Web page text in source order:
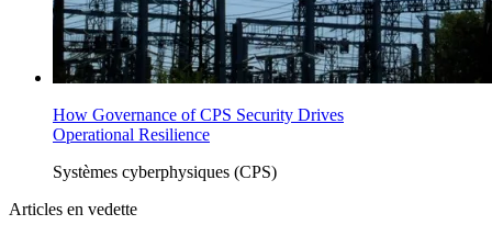
How Governance of CPS Security Drives
Operational Resilience
Systèmes cyberphysiques (CPS)
Articles en vedette